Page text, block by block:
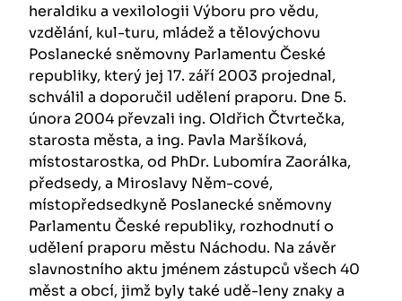
heraldiku a vexilologii Výboru pro vědu,
vzdělání, kul-turu, mládež a tělovýchovu
Poslanecké sněmovny Parlamentu České
republiky, který jej 17. září 2003 projednal,
schválil a doporučil udělení praporu. Dne 5.
února 2004 převzali ing. Oldřich Čtvrtečka,
starosta města, a ing. Pavla Maršíková,
místostarostka, od PhDr. Lubomíra Zaorálka,
předsedy, a Miroslavy Něm-cové,
místopředsedkyně Poslanecké sněmovny
Parlamentu České republiky, rozhodnutí o
udělení praporu městu Náchodu. Na závěr
slavnostního aktu jménem zástupců všech 40
měst a obcí, jimž byly také udě-leny znaky a